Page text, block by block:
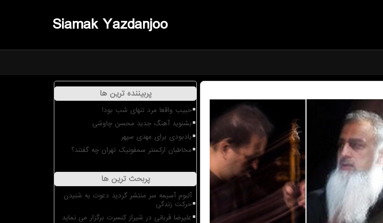
Siamak Yazdanjoo
پربیننده ترین ها
حبیب واقعا مرد تنهای شب بود!
بشنوید آهنگ جدید محسن چاوشی
یادبودی برای مهدی سپهر
مخاطبان ارکستر سمفونیک تهران چه گفتند؟
پربحث ترین ها
آلبوم آسیمه سر منتشر گردید دعوت به شنیدن
حرکت زندگی
علیرضا قربانی در شیراز کنسرت برگزار می نماید